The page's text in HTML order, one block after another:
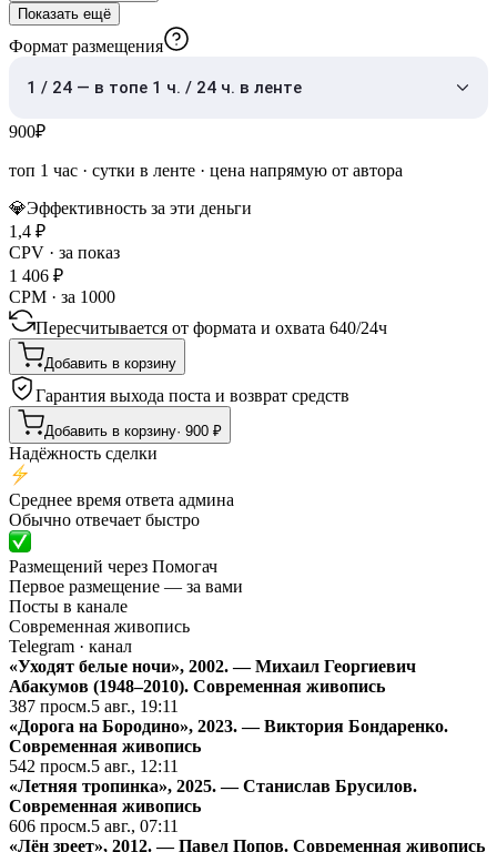
Показать ещё
Формат размещения
1 / 24 — в топе 1 ч. / 24 ч. в ленте
900₽
топ 1 час · сутки в ленте · цена напрямую от автора
💎Эффективность за эти деньги
1,4 ₽
CPV · за показ
1 406 ₽
CPM · за 1000
Пересчитывается от формата и охвата 640/24ч
Добавить в корзину
Гарантия выхода поста и возврат средств
Добавить в корзину· 900 ₽
Надёжность сделки
Среднее время ответа админа
Обычно отвечает быстро
Размещений через Помогач
Первое размещение — за вами
Посты в канале
Современная живопись
Telegram · канал
«Уходят белые ночи», 2002. — Михаил Георгиевич
Абакумов (1948–2010). Cовременная живопись
387 просм.5 авг., 19:11
«Дорога на Бородино», 2023. — Виктория Бондаренко.
Cовременная живопись
542 просм.5 авг., 12:11
«Летняя тропинка», 2025. — Станислав Брусилов.
Cовременная живопись
606 просм.5 авг., 07:11
«Лён зреет», 2012. — Павел Попов. Cовременная живопись